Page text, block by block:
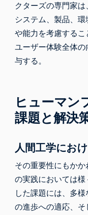
クターズの専門家
システム、製品、
や能力を考慮する
ユーザー体験全体
与する。
ヒューマン
課題と解決
人間工学にお
その重要性にもか
の実践においては
した課題には、多
の進歩への適応、